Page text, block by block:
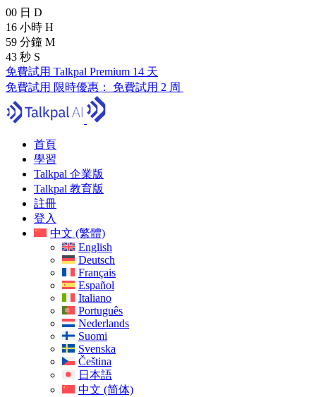
00 日 D
16 小時 H
59 分鐘 M
41 秒 S
免費試用 Talkpal Premium 14 天
免費試用 限時優惠： 免費試用 2 周
首頁
學習
Talkpal 企業版
Talkpal 教育版
註冊
登入
中文 (繁體)
English
Deutsch
Français
Español
Italiano
Português
Nederlands
Suomi
Svenska
Čeština
日本語
中文 (简体)